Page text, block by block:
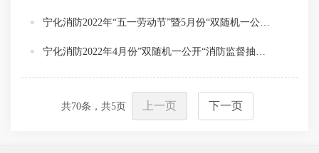
共70条，共5页 上一页 下一页